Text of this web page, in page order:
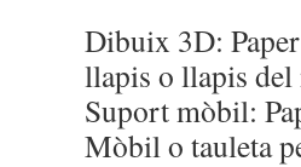
Dibuix 3D:
llapis o llapis
Suport mòbil:
Mòbil o tauleta